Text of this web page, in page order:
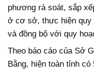
phương rà soát, sắp
ở cơ sở, thực hiện quy
và đồng bộ với quy
Theo báo cáo của Sở
Bằng, hiện toàn tỉnh